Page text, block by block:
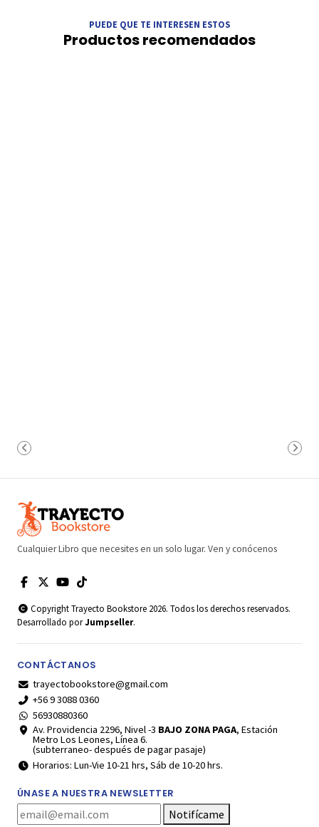
PUEDE QUE TE INTERESEN ESTOS
Productos recomendados
Cualquier Libro que necesites en un solo lugar. Ven y conócenos
Copyright Trayecto Bookstore 2026. Todos los derechos reservados.
Desarrollado porJumpseller.
CONTÁCTANOS
trayectobookstore@gmail.com
+56 9 3088 0360
56930880360
Av. Providencia 2296, Nivel -3 BAJO ZONA PAGA, Estación
Metro Los Leones, Línea 6.
(subterraneo- después de pagar pasaje)
Horarios: Lun-Vie 10-21 hrs, Sáb de 10-20 hrs.
ÚNASE A NUESTRA NEWSLETTER
Notifícame